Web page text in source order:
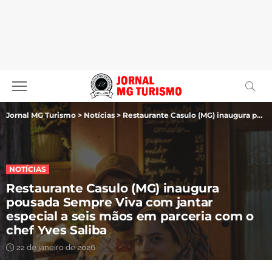
Jornal MG Turismo > Notícias > Restaurante Casulo (MG) inaugura pousada Sempre Viva com jantar especial a seis mãos em parceria com o chef Yves Saliba
NOTÍCIAS
Restaurante Casulo (MG) inaugura
pousada Sempre Viva com jantar
especial a seis mãos em parceria com o
chef Yves Saliba
22 de janeiro de 2026